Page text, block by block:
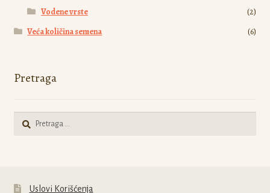
Vodene vrste
(2)
Veća količina semena
(6)
Pretraga
Pretraga
Uslovi Korišćenja